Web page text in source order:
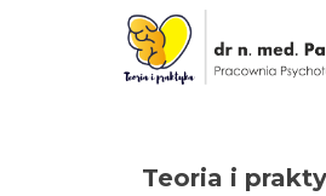
Teoria i